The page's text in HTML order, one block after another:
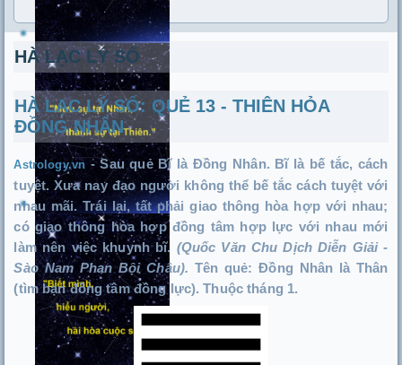
HÀ LẠC LÝ SỐ
HÀ LẠC LÝ SỐ: QUẺ 13 - THIÊN HỎA
ĐỒNG NHÂN
Astrology.vn- Sau quẻ Bĩ là Đồng Nhân. Bĩ là bế tắc, cách
tuyệt. Xưa nay đạo người không thể bế tắc cách tuyệt với
nhau mãi. Trái lại, tất phải giao thông hòa hợp với nhau;
có giao thông hòa hợp đồng tâm hợp lực với nhau mới
làm nên việc khuynh bĩ. (Quốc Văn Chu Dịch Diễn Giải -
Sào Nam Phan Bội Châu). Tên quẻ: Đồng Nhân là Thân
(tìm bạn đồng tâm đồng lực). Thuộc tháng 1.